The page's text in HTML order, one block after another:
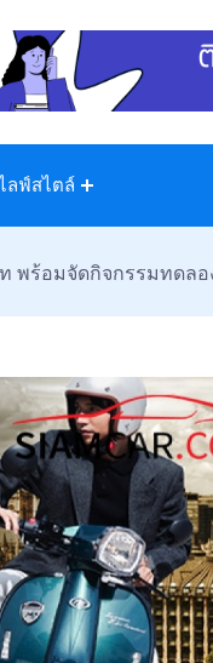
ลฟ์สไตล์
พร้อมจัดกิจกรรมทดล